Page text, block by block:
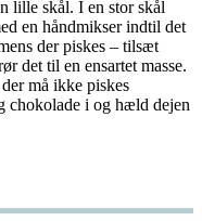
lille skål. I en stor skål
en håndmikser indtil det
der piskes – tilsæt
det til en ensartet masse.
må ikke piskes
chokolade i og hæld dejen